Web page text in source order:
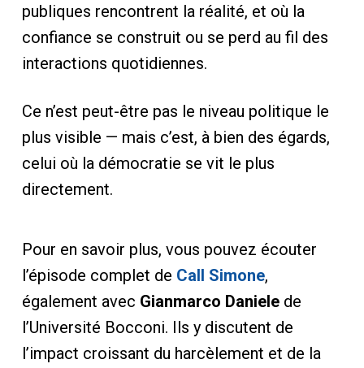
publiques rencontrent la réalité, et où la
confiance se construit ou se perd au fil des
interactions quotidiennes.
Ce n’est peut-être pas le niveau politique le
plus visible — mais c’est, à bien des égards,
celui où la démocratie se vit le plus
directement.
Pour en savoir plus, vous pouvez écouter
l’épisode complet de Call Simone,
également avec Gianmarco Danielede
l’Université Bocconi. Ils y discutent de
l’impact croissant du harcèlement et de la